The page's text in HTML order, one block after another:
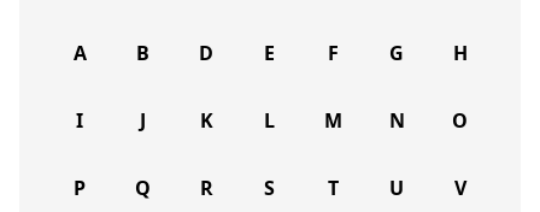
A B D E F G H
I J K L M N O
P Q R S T U V